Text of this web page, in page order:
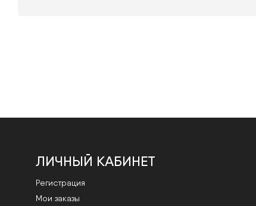
ЛИЧНЫЙ КАБИНЕТ
Регистрация
Мои заказы